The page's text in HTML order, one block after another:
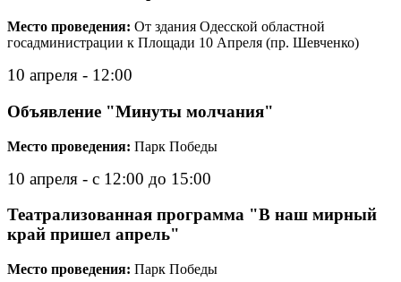
Место проведения: От здания Одесской областной
госадминистрации к Площади 10 Апреля (пр. Шевченко)
10 апреля - 12:00
Объявление "Минуты молчания"
Место проведения: Парк Победы
10 апреля - с 12:00 до 15:00
Театрализованная программа "В наш мирный
край пришел апрель"
Место проведения: Парк Победы